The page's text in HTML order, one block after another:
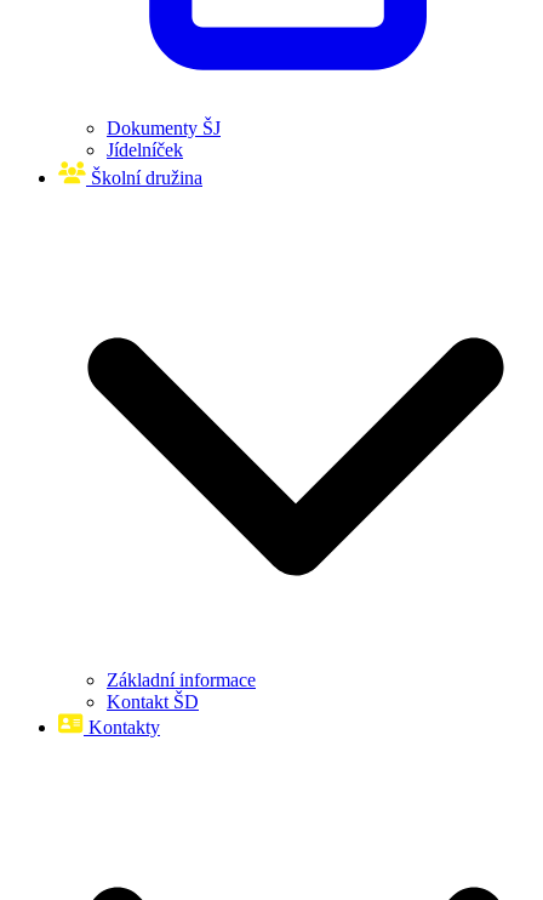
Dokumenty ŠJ
Jídelníček
Školní družina
Základní informace
Kontakt ŠD
Kontakty